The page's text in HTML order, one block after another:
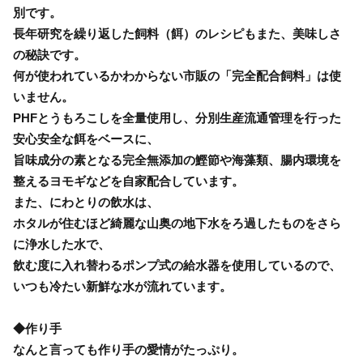
別です。
長年研究を繰り返した飼料（餌）のレシピもまた、美味しさ
の秘訣です。
何が使われているかわからない市販の「完全配合飼料」は使
いません。
PHFとうもろこしを全量使用し、分別生産流通管理を行った
安心安全な餌をベースに、
旨味成分の素となる完全無添加の鰹節や海藻類、腸内環境を
整えるヨモギなどを自家配合しています。
また、にわとりの飲水は、
ホタルが住むほど綺麗な山奥の地下水をろ過したものをさら
に浄水した水で、
飲む度に入れ替わるポンプ式の給水器を使用しているので、
いつも冷たい新鮮な水が流れています。
◆作り手
なんと言っても作り手の愛情がたっぷり。